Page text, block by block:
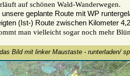
auf schönen Wald-Wanderwegen.
geplante Route mit WP
(Ist-) Route zwischen Kilometer
man vielleicht sogar noch mehr
Bild mit linker Maustaste - runterladen/